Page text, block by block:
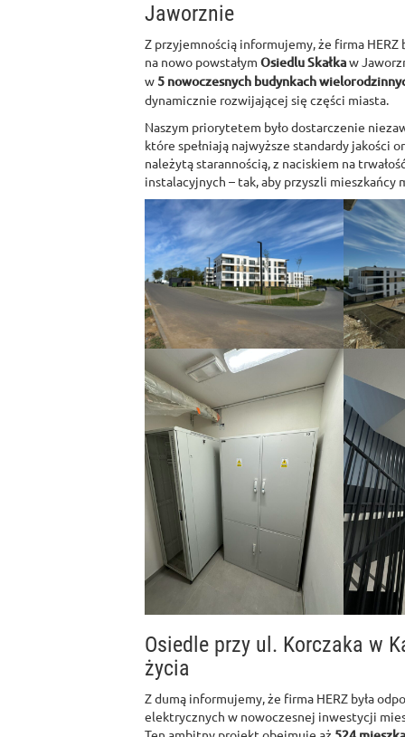
Jaworznie
Z przyjemnością informujemy, że firma
na nowo powstałym Osiedlu Skałkaw
w5 nowoczesnych budynkach
dynamicznie rozwijającej się części miasta.
Naszym priorytetem było dostarczenie
które spełniają najwyższe standardy jakości
należytą starannością, z naciskiem na
instalacyjnych – tak, aby przyszli
Osiedle przy ul. Korczaka w
życia
Z dumą informujemy, że firma HERZ była
elektrycznych w nowoczesnej inwestycji